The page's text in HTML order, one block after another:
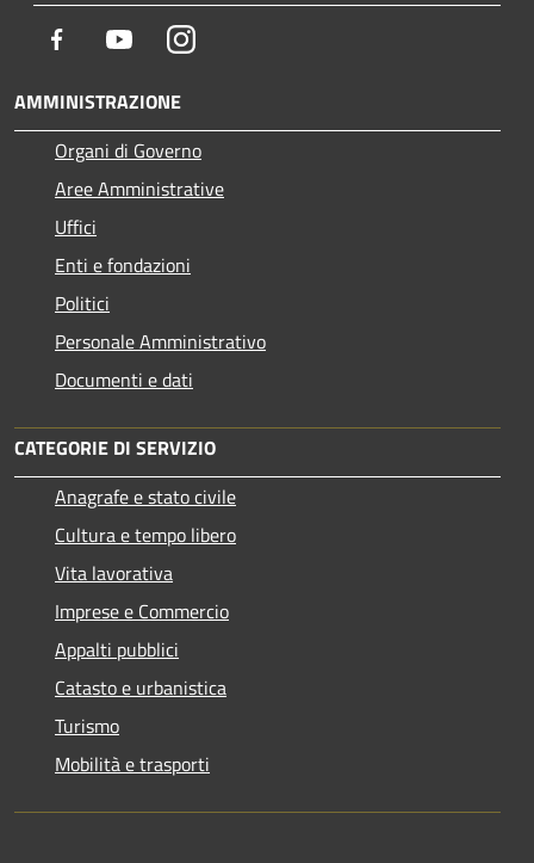
Facebook YoutubeInstagram
AMMINISTRAZIONE
Organi di Governo
Aree Amministrative
Uffici
Enti e fondazioni
Politici
Personale Amministrativo
Documenti e dati
CATEGORIE DI SERVIZIO
Anagrafe e stato civile
Cultura e tempo libero
Vita lavorativa
Imprese e Commercio
Appalti pubblici
Catasto e urbanistica
Turismo
Mobilità e trasporti